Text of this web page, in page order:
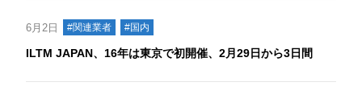
6月2日 #関連業者 #国内
ILTM JAPAN、16年は東京で初開催、2月29日から3日間